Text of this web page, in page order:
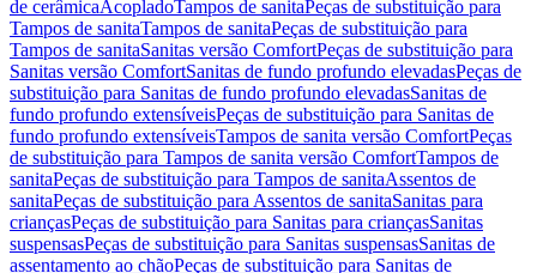
de cerâmicaAcopladoTampos de sanitaPeças de substituição para
Tampos de sanitaTampos de sanitaPeças de substituição para
Tampos de sanitaSanitas versão ComfortPeças de substituição para
Sanitas versão ComfortSanitas de fundo profundo elevadasPeças de
substituição para Sanitas de fundo profundo elevadasSanitas de
fundo profundo extensíveisPeças de substituição para Sanitas de
fundo profundo extensíveisTampos de sanita versão ComfortPeças
de substituição para Tampos de sanita versão ComfortTampos de
sanitaPeças de substituição para Tampos de sanitaAssentos de
sanitaPeças de substituição para Assentos de sanitaSanitas para
criançasPeças de substituição para Sanitas para criançasSanitas
suspensasPeças de substituição para Sanitas suspensasSanitas de
assentamento ao chãoPeças de substituição para Sanitas de